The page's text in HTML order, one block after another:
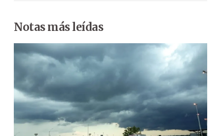
Notas más leídas